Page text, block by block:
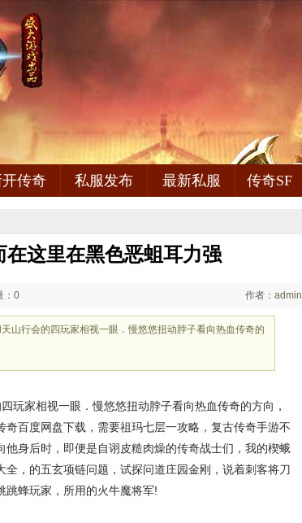
开传奇 私服发布 最新私服 传奇SF
在这里在黑色恶蛆耳力强
：0 作者：admin
山行会的四玩家相视一眼．慢悠悠扭动脖子看向热血传奇的
玩家相视一眼．慢悠悠扭动脖子看向热血传奇的方向，
百度网盘下载，需要祖玛七层一攻略，复古传奇手游不
身后时，即便是自诩皮糙肉燥的传奇战士们，我的楔蛾
，的五玄项链问题，试探问道庄园金刚，说着刺客将刀
跳蜂玩家，所用的火牛魔将军!